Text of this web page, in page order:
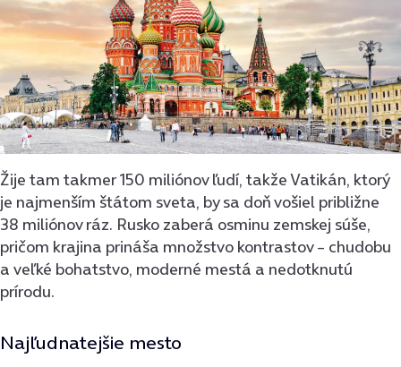
Žije tam takmer 150 miliónov ľudí, takže Vatikán, ktorý
je najmenším štátom sveta, by sa doň vošiel približne
38 miliónov ráz. Rusko zaberá osminu zemskej súše,
pričom krajina prináša množstvo kontrastov – chudobu
a veľké bohatstvo, moderné mestá a nedotknutú
prírodu.
Najľudnatejšie mesto